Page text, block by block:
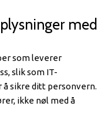
med
som leverer
slik som IT-
å sikre ditt personvern.
ikke nøl med å